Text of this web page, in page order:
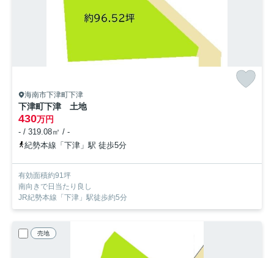
海南市下津町下津
下津町下津 土地
430万円
- / 319.08㎡ / -
紀勢本線「下津」駅 徒歩5分
有効面積約91坪
南向きで日当たり良し
JR紀勢本線「下津」駅徒歩約5分
売地